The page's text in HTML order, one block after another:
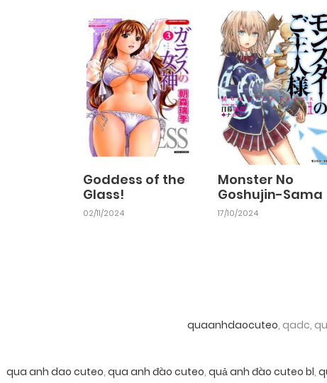
Goddess of the
Glass!
02/11/2024
Monster No
Goshujin-Sama
17/10/2024
quaanhdaocuteo, qadc,
qua anh dao cuteo, qua anh đào cuteo, quả anh đào cuteo bl,